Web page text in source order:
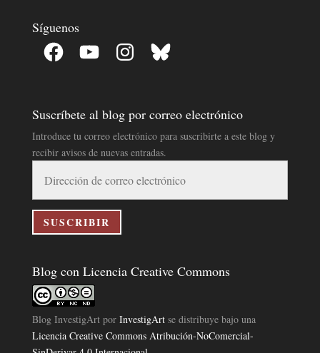
Síguenos
Facebook YouTube InstagramBluesky
Suscríbete al blog por correo electrónico
Introduce tu correo electrónico para suscribirte a este blog y
recibir avisos de nuevas entradas.
correo
electrónico
SUSCRIBIR
Blog con Licencia Creative Commons
Blog InvestigArtpor InvestigArtse distribuye bajo una
Licencia Creative Commons Atribución-NoComercial-